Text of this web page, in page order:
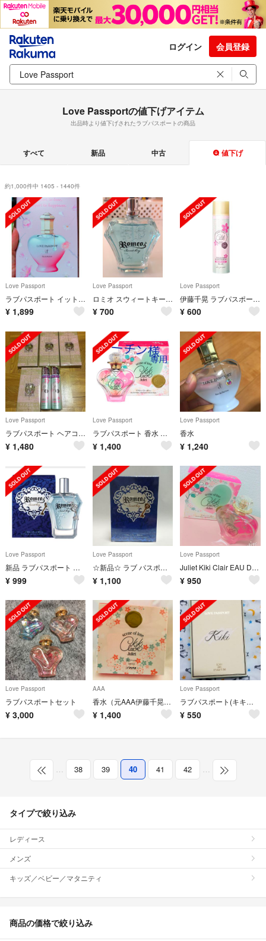
ログイン 会員登録
Love Passportの値下げアイテム
出品時より値下げされたラブパスポートの商品
すべて 新品 中古 値下げ
約1,000件中 1405 - 1440件
Love Passport
ラブパスポート イット 香水 未開封
¥ 1,899
Love Passport
ロミオ スウィートキー ※訳あり※
¥ 700
Love Passport
伊藤千晃 ラブパスポート キキクレール ヘアコロン
¥ 600
Love Passport
ラブパスポート ヘアコロン
¥ 1,480
Love Passport
ラブパスポート 香水 美品 オードパルファム
¥ 1,400
Love Passport
香水
¥ 1,240
Love Passport
新品 ラブパスポート ロミオ スウィートキー 50ml オードパルファム 香水
¥ 999
Love Passport
☆新品☆ ラブ パスポート ロミオ スウィート キー 50ml
¥ 1,100
Love Passport
Juliet Kiki Clair EAU DE PARFUM
¥ 950
Love Passport
ラブパスポートセット
¥ 3,000
AAA
香水（元AAA伊藤千晃プロデュース）
¥ 1,400
Love Passport
ラブパスポート(キキ オードパルファム)
¥ 550
… 38 39 40 41 42 …
タイプで絞り込み
レディース
メンズ
キッズ／ベビー／マタニティ
商品の価格で絞り込み